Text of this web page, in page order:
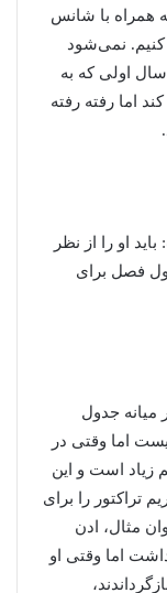
همراه با شانس
کنیم. نمی‌شود
سال اولی که به
اما رفته رفته
او را از نظر
فصل برای
جدول
اما وقتی در
زیاد است و این
تراکتور را برای
مثال، ادن
اما وقتی او